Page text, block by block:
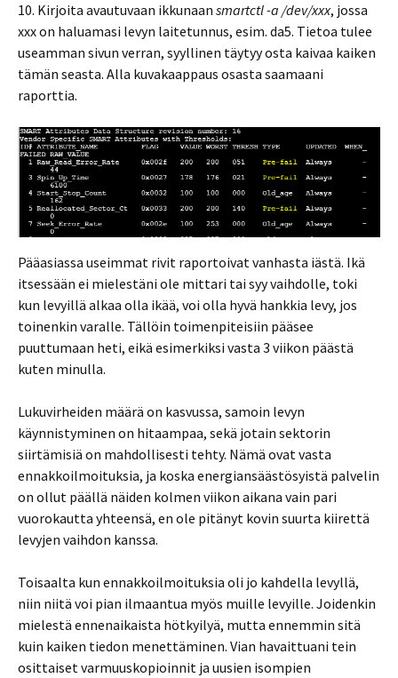
10. Kirjoita avautuvaan ikkunaan smartctl -a /dev/xxx, jossa
xxx on haluamasi levyn laitetunnus, esim. da5. Tietoa tulee
useamman sivun verran, syyllinen täytyy osta kaivaa kaiken
tämän seasta. Alla kuvakaappaus osasta saamaani
raporttia.
Pääasiassa useimmat rivit raportoivat vanhasta iästä. Ikä
itsessään ei mielestäni ole mittari tai syy vaihdolle, toki
kun levyillä alkaa olla ikää, voi olla hyvä hankkia levy, jos
toinenkin varalle. Tällöin toimenpiteisiin pääsee
puuttumaan heti, eikä esimerkiksi vasta 3 viikon päästä
kuten minulla.
Lukuvirheiden määrä on kasvussa, samoin levyn
käynnistyminen on hitaampaa, sekä jotain sektorin
siirtämisiä on mahdollisesti tehty. Nämä ovat vasta
ennakkoilmoituksia, ja koska energiansäästösyistä palvelin
on ollut päällä näiden kolmen viikon aikana vain pari
vuorokautta yhteensä, en ole pitänyt kovin suurta kiirettä
levyjen vaihdon kanssa.
Toisaalta kun ennakkoilmoituksia oli jo kahdella levyllä,
niin niitä voi pian ilmaantua myös muille levyille. Joidenkin
mielestä ennenaikaista hötkyilyä, mutta ennemmin sitä
kuin kaiken tiedon menettäminen. Vian havaittuani tein
osittaiset varmuuskopioinnit ja uusien isompien